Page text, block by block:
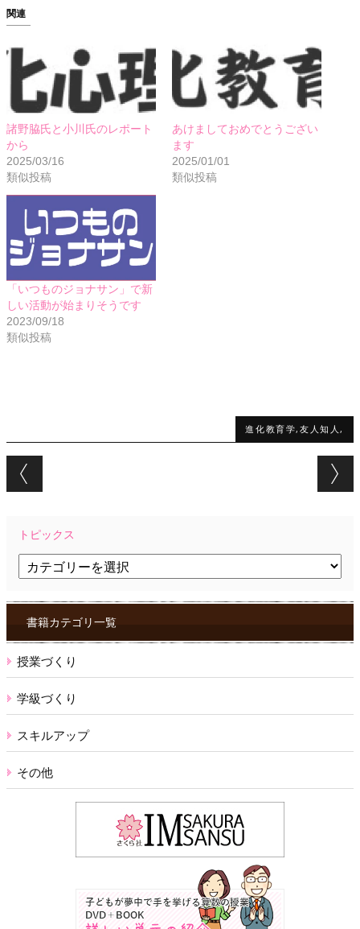
関連
諸野脇氏と小川氏のレポート
から
2025/03/16
類似投稿
あけましておめでとうござい
ます
2025/01/01
類似投稿
「いつものジョナサン」で新
しい活動が始まりそうです
2023/09/18
類似投稿
進化教育学,友人知人,
Post navigation
トピックス
ク
ス書籍カテゴリ一覧
授業づくり
学級づくり
スキルアップ
その他